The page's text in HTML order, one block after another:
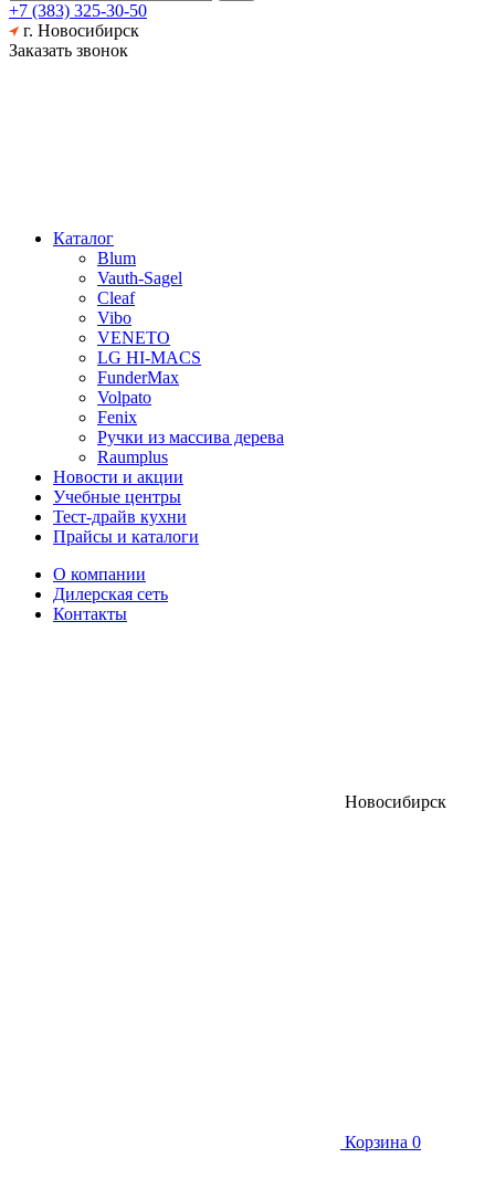
+7 (383) 325-30-50
г. Новосибирск
Заказать звонок
Каталог
Blum
Vauth-Sagel
Cleaf
Vibo
VENETO
LG HI-MACS
FunderMax
Volpato
Fenix
Ручки из массива дерева
Raumplus
Новости и акции
Учебные центры
Тест-драйв кухни
Прайсы и каталоги
О компании
Дилерская сеть
Контакты
Новосибирск
Корзина 0